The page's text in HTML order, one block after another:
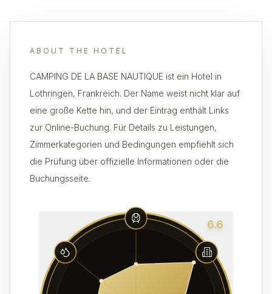
ABOUT THE HOTEL
CAMPING DE LA BASE NAUTIQUE ist ein Hotel in
Lothringen, Frankreich. Der Name weist nicht klar auf
eine große Kette hin, und der Eintrag enthält Links
zur Online-Buchung. Für Details zu Leistungen,
Zimmerkategorien und Bedingungen empfiehlt sich
die Prüfung über offizielle Informationen oder die
Buchungsseite.
6.6